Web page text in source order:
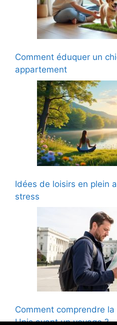
Comment éduquer un
appartement
Idées de loisirs en plein
stress
Comment comprendre
Unis avant un voyage ?